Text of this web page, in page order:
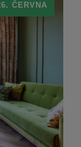
ČERVNA